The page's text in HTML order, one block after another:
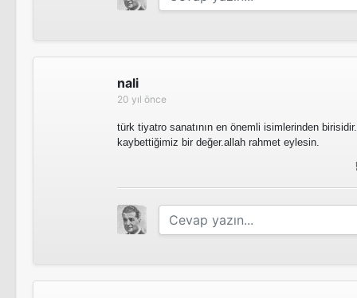
nali
20 yıl önce
türk tiyatro sanatının en önemli isimlerinden
kaybettiğimiz bir değer.allah rahmet eylesin.